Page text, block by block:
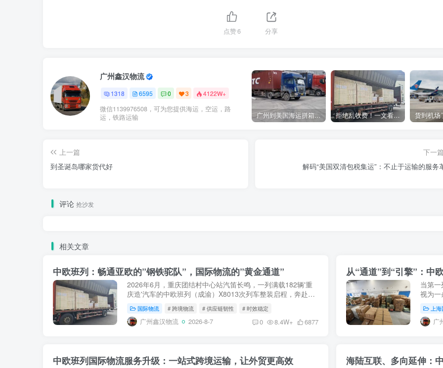
点赞6 分享
广州鑫汉物流
1318 6595 0 3 4122W+
微信1139976508，可为您提供海运，空运，路
运，铁路运输
广州到美国海运拼箱多少钱？2024年最新运费构成+隐藏费用避坑指南 拒绝乱收费！一文看懂中国货代计费套路，教你避开所有隐形坑
上一篇
到圣诞岛哪家货代好
下一
解码“美国双清包税集运”：不止于运输的服务
评论 抢沙发
相关文章
中欧班列：畅通亚欧的”钢铁驼队”，国际物流的”黄金通道”
2026年6月，重庆团结村中心站汽笛长鸣，一列满载182辆'重
庆造'汽车的中欧班列（成渝）X8013次列车整装启程，奔赴俄
罗斯沃尔西诺站。就在此前不久的5月9日，X8037次中欧班列
从郑州圃田站驶向德国...
国际物流 # 跨境物流 # 供应链韧性 # 时效稳定
广州鑫汉物流 2026-8-7 0 8.4W+ 6877
从“通道”到“引擎”：中
当第
视为一
展，
动国
上
广
中欧班列国际物流服务升级：一站式跨境运输，让外贸更高效 海陆互联、多向延伸：